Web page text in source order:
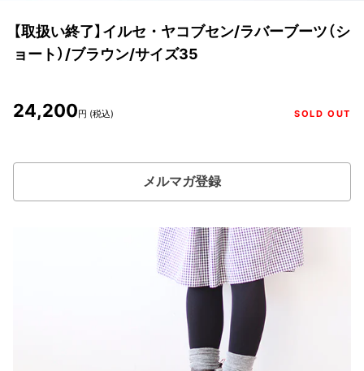
【取扱い終了】イルセ・ヤコブセン/ラバーブーツ（シ
ョート）/ブラウン/サイズ35
24,200円 (税込) SOLD OUT
メルマガ登録